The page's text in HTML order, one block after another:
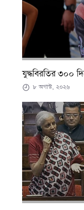
যুদ্ধবিরতির ৩০০
৮ অগাস্ট, ২০২৬